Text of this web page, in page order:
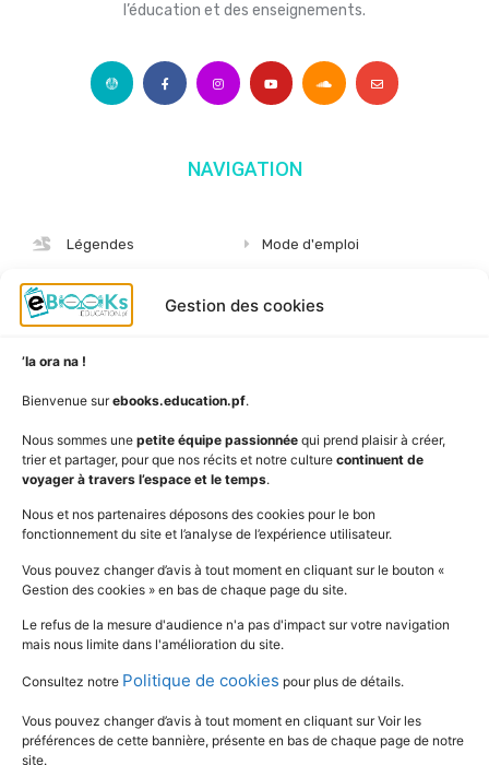
Gestion des cookies
’Ia ora na !
Bienvenue surebooks.education.pf.
Nous sommes une petite équipe passionnée qui prend plaisir à créer,
trier et partager, pour que nos récits et notre culture continuent de
voyager à travers l’espace et le temps.
Nous et nos partenaires déposons des cookies pour le bon
fonctionnement du site et l’analyse de l’expérience utilisateur.
Vous pouvez changer d’avis à tout moment en cliquant sur le bouton «
Gestion des cookies » en bas de chaque page du site.
Le refus de la mesure d'audience n'a pas d'impact sur votre navigation
mais nous limite dans l'amélioration du site.
Consultez notre Politique de cookies pour plus de détails.
Vous pouvez changer d’avis à tout moment en cliquant sur Voir les
préférences de cette bannière, présente en bas de chaque page de notre
site.
l’éducation et des enseignements.
NAVIGATION
Légendes
Albums
Langues
Niveaux
AudioBooks
Outils
Vidéos
Mode d'emploi
Mentions légales
www.education.pf
SUIVEZ L'ACTUALITÉ DE L'ÉDUCATION